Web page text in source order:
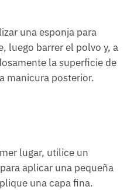
una esponja para
luego barrer el polvo y, a
la superficie de
manicura posterior.
lugar, utilice un
aplicar una pequeña
una capa fina.